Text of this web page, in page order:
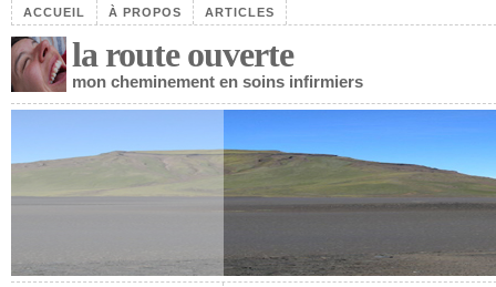
ACCUEIL À PROPOS ARTICLES
la route ouverte
mon cheminement en soins infirmiers